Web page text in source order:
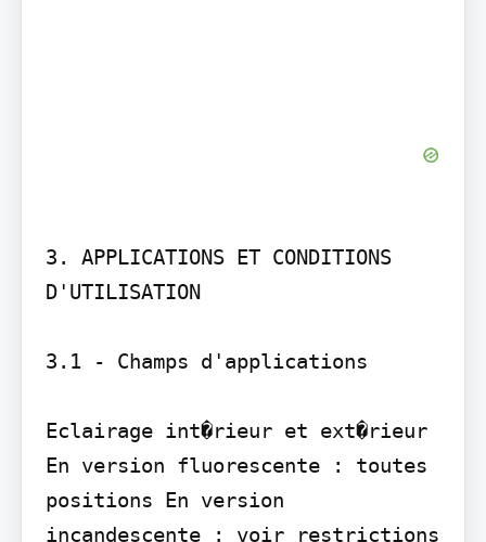
3. APPLICATIONS ET CONDITIONS
D'UTILISATION
3.1 - Champs d'applications
Eclairage int�rieur et ext�rieur
En version fluorescente : toutes
positions En version
incandescente : voir restrictions